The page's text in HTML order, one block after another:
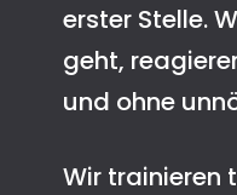
erster Stelle.
geht,
und ohne
Wir trainieren